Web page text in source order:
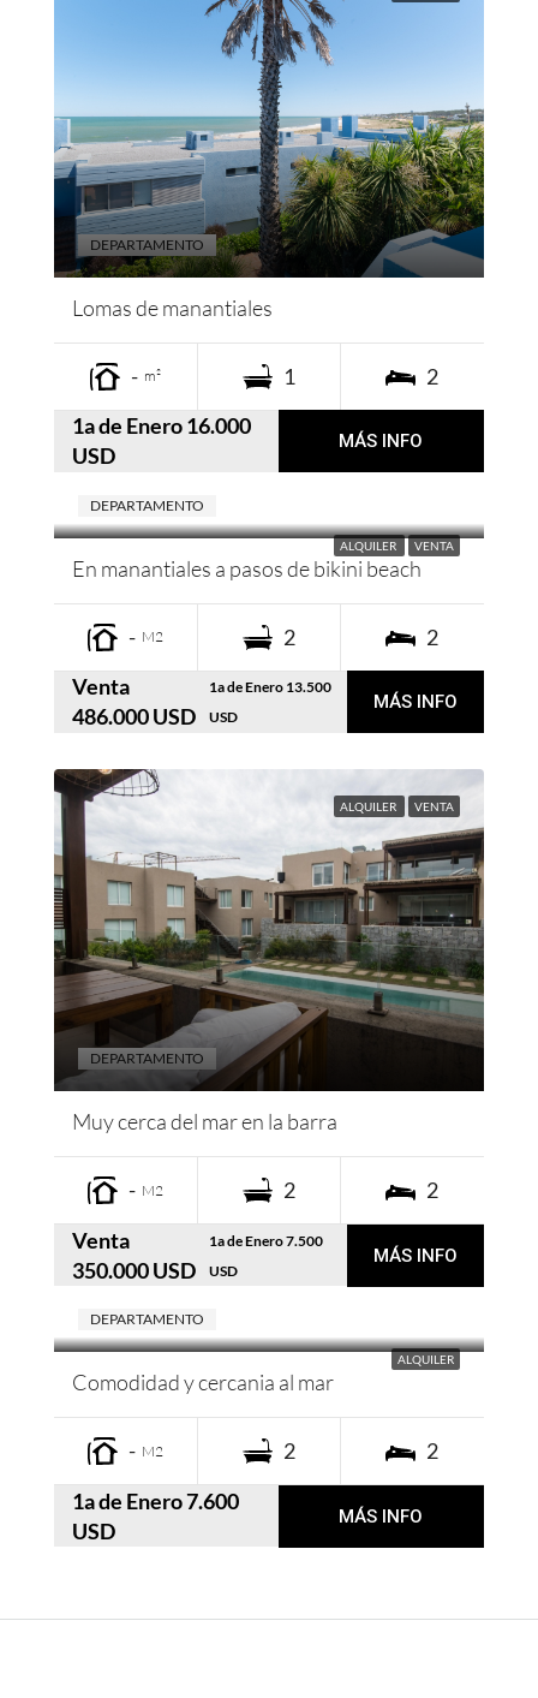
Lomas de manantiales
- m² 1 2
DEPARTAMENTO
1a de Enero 16.000
USD
MÁS INFO
ALQUILER VENTA
En manantiales a pasos de bikini beach
- M2 2 2
DEPARTAMENTO
Venta
486.000 USD
1a de Enero 13.500
USD
MÁS INFO
ALQUILER VENTA
Muy cerca del mar en la barra
- M2 2 2
DEPARTAMENTO
Venta
350.000 USD
1a de Enero 7.500
USD
MÁS INFO
ALQUILER
Comodidad y cercania al mar
- M2 2 2
DEPARTAMENTO
1a de Enero 7.600
USD
MÁS INFO